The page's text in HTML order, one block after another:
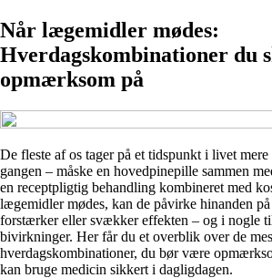
Når lægemidler mødes:
Hverdagskombinationer du
opmærksom på
De fleste af os tager på et tidspunkt i livet
gangen – måske en hovedpinepille sammen
en receptpligtig behandling kombineret med
lægemidler mødes, kan de påvirke hinanden på
forstærker eller svækker effekten – og i nogle
bivirkninger. Her får du et overblik over de
hverdagskombinationer, du bør være
kan bruge medicin sikkert i dagligdagen.